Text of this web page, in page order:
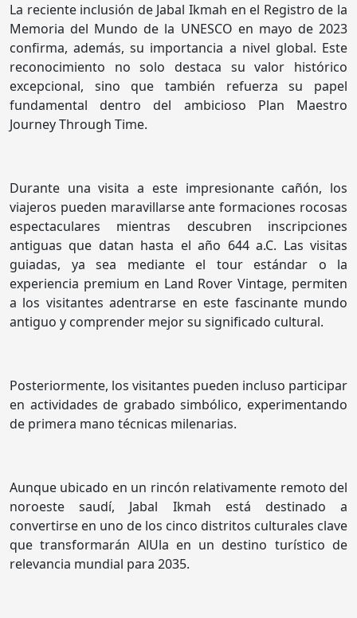
La reciente inclusión de Jabal Ikmah en el Registro de la
Memoria del Mundo de la UNESCO en mayo de 2023
confirma, además, su importancia a nivel global. Este
reconocimiento no solo destaca su valor histórico
excepcional, sino que también refuerza su papel
fundamental dentro del ambicioso Plan Maestro
Journey Through Time.
Durante una visita a este impresionante cañón, los
viajeros pueden maravillarse ante formaciones rocosas
espectaculares mientras descubren inscripciones
antiguas que datan hasta el año 644 a.C. Las visitas
guiadas, ya sea mediante el tour estándar o la
experiencia premium en Land Rover Vintage, permiten
a los visitantes adentrarse en este fascinante mundo
antiguo y comprender mejor su significado cultural.
Posteriormente, los visitantes pueden incluso participar
en actividades de grabado simbólico, experimentando
de primera mano técnicas milenarias.
Aunque ubicado en un rincón relativamente remoto del
noroeste saudí, Jabal Ikmah está destinado a
convertirse en uno de los cinco distritos culturales clave
que transformarán AlUla en un destino turístico de
relevancia mundial para 2035.